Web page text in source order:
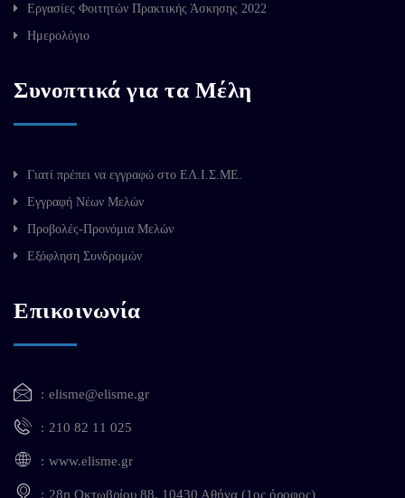
Εργασίες Φοιτητών Πρακτικής Άσκησης 2022
Ημερολόγιο
Συνοπτικά για τα Μέλη
Γιατί πρέπει να εγγραφώ στο ΕΛ.Ι.Σ.ΜΕ.
Εγγραφή Νέων Μελών
Προβολές-Προνόμια Μελών
Εξόφληση Συνδρομών
Επικοινωνία
elisme@elisme.gr
210 82 11 025
www.elisme.gr
28η Οκτωβρίου 88, 10430 Αθήνα (1ος όροφος)